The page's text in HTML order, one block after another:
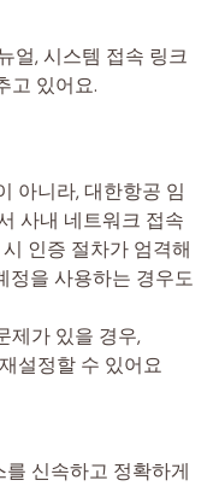
얼, 시스템 접속 링크
고 있어요.
아니라, 대한항공 임
사내 네트워크 접속
인증 절차가 엄격해
정을 사용하는 경우도
제가 있을 경우,
설정할 수 있어요
신속하고 정확하게